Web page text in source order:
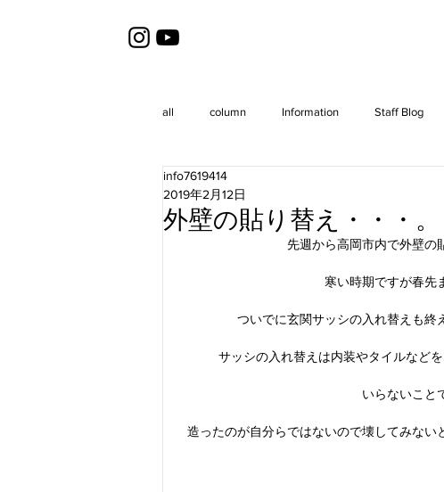
all column Information Staff Blog
外壁の貼り替え・・・。
info7619414
2019年2月12日
先週から高岡市内で外壁の
寒い時期ですが春先
ついでに玄関サッシの入れ替えも終
サッシの入れ替えは内装やタイルなど
いらないこと
造ったのが自分らではないので壊してみな